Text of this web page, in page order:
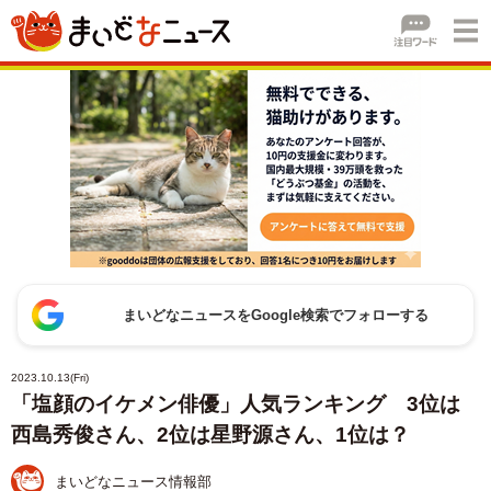
まいどなニュースをGoogle検索でフォローする
2023.10.13(Fri)
「塩顔のイケメン俳優」人気ランキング 3位は
西島秀俊さん、2位は星野源さん、1位は？
まいどなニュース情報部